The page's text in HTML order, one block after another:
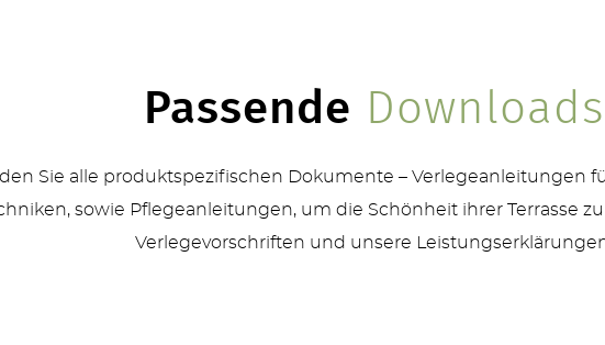
Passende Downloads
Sie alle produktspezifischen Dokumente – Verlegeanleitungen
sowie Pflegeanleitungen, um die Schönheit ihrer Terrasse
Verlegevorschriften und unsere